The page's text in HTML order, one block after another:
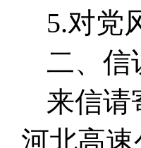
5.对党
二、信
来信请
河北高